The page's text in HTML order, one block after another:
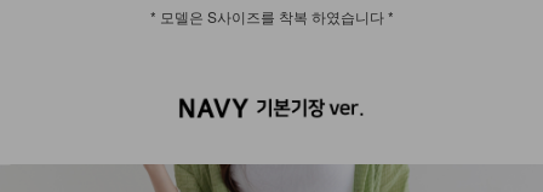
* 모델은 S사이즈를 착복 하였습니다 *